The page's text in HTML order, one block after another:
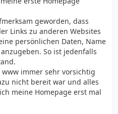
geworden, dass
Links zu anderen Websites
persönlichen Daten, Name
So ist jedenfalls
immer sehr vorsichtig
nicht bereit war und alles
meine Homepage erst mal